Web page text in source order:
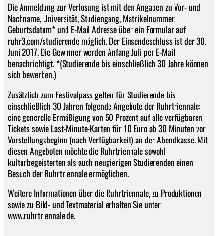
Die Anmeldung zur Verlosung ist mit den Angaben zu Vor- und
Nachname, Universität, Studiengang, Matrikelnummer,
Geburtsdatum* und E-Mail Adresse über ein Formular auf
ruhr3.com/studierende möglich. Der Einsendeschluss ist der 30.
Juni 2017. Die Gewinner werden Anfang Juli per E-Mail
benachrichtigt. *(Studierende bis einschließlich 30 Jahre können
sich bewerben.)
Zusätzlich zum Festivalpass gelten für Studierende bis
einschließlich 30 Jahren folgende Angebote der Ruhrtriennale:
eine generelle Ermäßigung von 50 Prozent auf alle verfügbaren
Tickets sowie Last-Minute-Karten für 10 Euro ab 30 Minuten vor
Vorstellungsbeginn (nach Verfügbarkeit) an der Abendkasse. Mit
diesen Angeboten möchte die Ruhrtriennale sowohl
kulturbegeisterten als auch neugierigen Studierenden einen
Besuch der Ruhrtriennale ermöglichen.
Weitere Informationen über die Ruhrtriennale, zu Produktionen
sowie zu Bild- und Textmaterial erhalten Sie unter
www.ruhrtriennale.de.